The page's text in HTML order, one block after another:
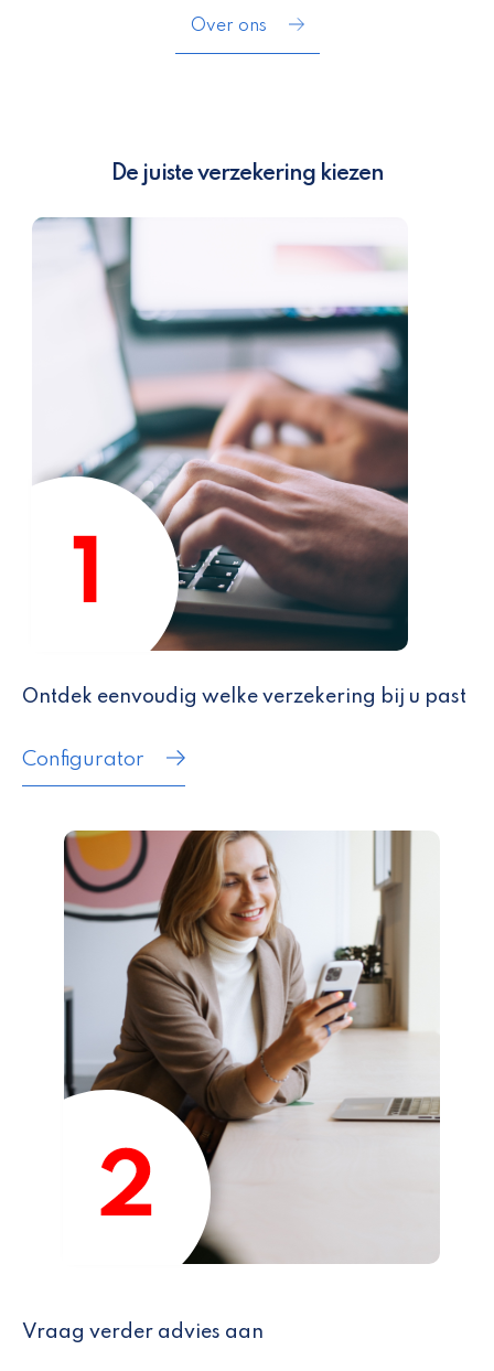
Over ons
De juiste verzekering kiezen
Ontdek eenvoudig welke verzekering bij u past
Configurator
Vraag verder advies aan